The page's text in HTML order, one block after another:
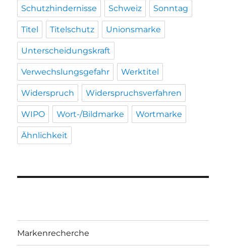
Schutzhindernisse Schweiz Sonntag
Titel Titelschutz Unionsmarke
Unterscheidungskraft
Verwechslungsgefahr Werktitel
Widerspruch Widerspruchsverfahren
WIPO Wort-/Bildmarke Wortmarke
Ähnlichkeit
Markenrecherche